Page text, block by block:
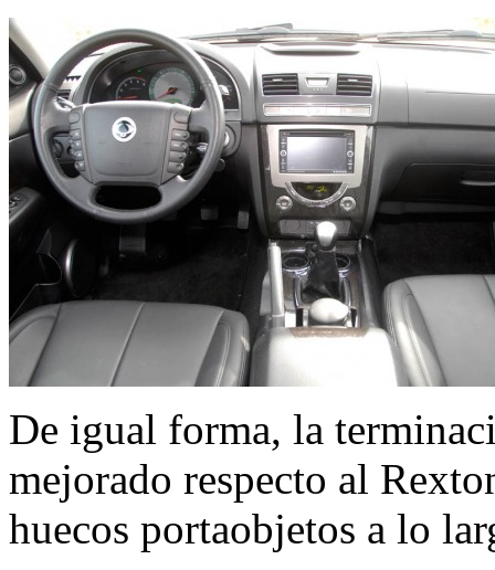
De igual forma, la
mejorado respecto al
huecos portaobjetos a lo